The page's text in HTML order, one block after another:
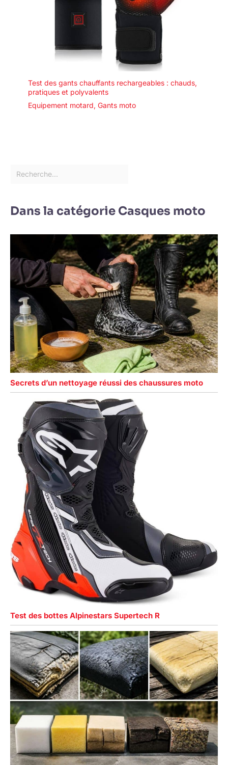
Test des gants chauffants rechargeables : chauds,
pratiques et polyvalents
Equipement motard, Gants moto
Dans la catégorie Casques moto
Secrets d’un nettoyage réussi des chaussures moto
Test des bottes Alpinestars Supertech R